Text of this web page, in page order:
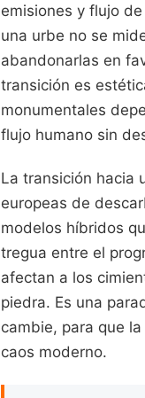
emisiones y flujo
una urbe no se
abandonarlas en
transición es
monumentales
flujo humano sin
La transición hacia
europeas de
modelos híbridos
tregua entre el
afectan a los
piedra. Es una
cambie, para que
caos moderno.